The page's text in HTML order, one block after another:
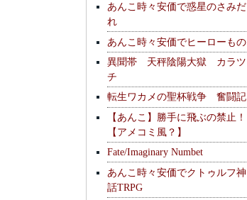
あんこ時々安価で惑星のさみだ
れ
あんこ時々安価でヒーローもの
異聞帯 天秤陰陽大獄 カラツ
チ
転生ワカメの聖杯戦争 奮闘記
【あんこ】勝手に飛ぶの禁止！
【アメコミ風？】
Fate/Imaginary Numbet
あんこ時々安価でクトゥルフ神
話TRPG